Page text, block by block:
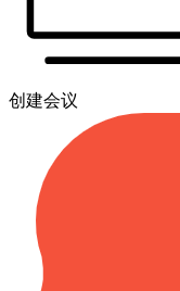
创建会议